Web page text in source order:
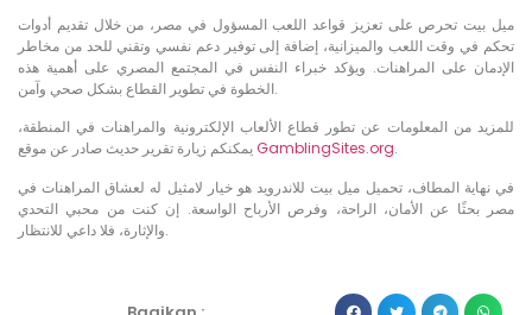
ميل بيت تحرص على تعزيز قواعد اللعب المسؤول في مصر، من خلال تقديم أدوات
تحكم في وقت اللعب والميزانية، إضافة إلى توفير دعم نفسي وتقني للحد من مخاطر
الإدمان على المراهنات. ويؤكد خبراء النفس في المجتمع المصري على أهمية هذه
الخطوة في تطوير القطاع بشكل صحي وآمن.
للمزيد من المعلومات عن تطور قطاع الألعاب الإلكترونية والمراهنات في المنطقة،
GamblingSites.org.
في نهاية المطاف، تحميل ميل بيت للاندرويد هو خيار لامثيل له لعشاق المراهنات في
مصر بحثًا عن الأمان، الراحة، وفرص الأرباح الواسعة. إن كنت من محبي التحدي
والإثارة، فلا داعي للانتظار.